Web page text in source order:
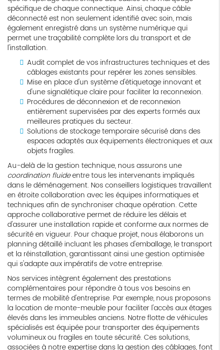
spécifique de chaque connectique. Ainsi, chaque câble
déconnecté est non seulement identifié avec soin, mais
également enregistré dans un système numérique qui
permet une traçabilité complète lors du transport et de
l'installation.
Audit complet de vos infrastructures techniques et des
câblages existants pour repérer les zones sensibles.
Mise en place d'un système d'étiquetage innovant et
d'une signalétique claire pour faciliter la reconnexion.
Procédures de déconnexion et de reconnexion
entièrement supervisées par des experts formés aux
meilleures pratiques du secteur.
Solutions de stockage temporaire sécurisé dans des
espaces adaptés aux équipements électroniques et aux
objets fragiles.
Au-delà de la gestion technique, nous assurons une
coordination fluideentre tous les intervenants impliqués
dans le déménagement. Nos conseillers logistiques travaillent
en étroite collaboration avec les équipes informatiques et
techniques afin de synchroniser chaque opération. Cette
approche collaborative permet de réduire les délais et
d'assurer une installation rapide et conforme aux normes de
sécurité en vigueur. Pour chaque projet, nous élaborons un
planning détaillé incluant les phases d'emballage, le transport
et la réinstallation, garantissant ainsi une gestion optimisée
qui s'adapte aux impératifs de votre entreprise.
Nos services intègrent également des prestations
complémentaires pour répondre à tous vos besoins en
termes de mobilité d'entreprise. Par exemple, nous proposons
la location de monte-meuble pour faciliter l'accès aux étages
élevés dans les immeubles anciens. Notre flotte de véhicules
spécialisés est équipée pour transporter des équipements
volumineux ou fragiles en toute sécurité. Ces solutions,
associées à notre expertise dans la gestion des câblages, font